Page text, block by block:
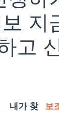
지
고
내가 찾
보